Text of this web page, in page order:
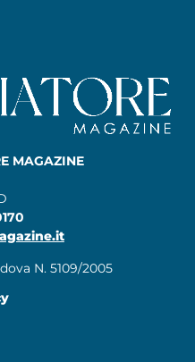
MAGAZINE
N. 5109/2005